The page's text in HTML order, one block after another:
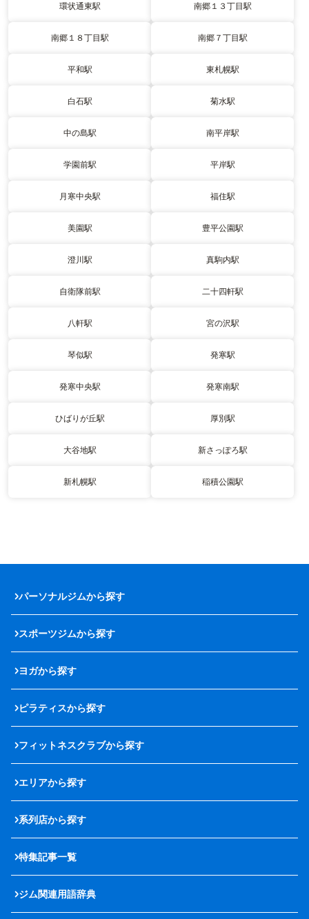
環状通東駅 南郷１３丁目駅
南郷１８丁目駅 南郷７丁目駅
平和駅 東札幌駅
白石駅 菊水駅
中の島駅 南平岸駅
学園前駅 平岸駅
月寒中央駅 福住駅
美園駅 豊平公園駅
澄川駅 真駒内駅
自衛隊前駅 二十四軒駅
八軒駅 宮の沢駅
琴似駅 発寒駅
発寒中央駅 発寒南駅
ひばりが丘駅 厚別駅
大谷地駅 新さっぽろ駅
新札幌駅 稲積公園駅
パーソナルジムから探す
スポーツジムから探す
ヨガから探す
ピラティスから探す
フィットネスクラブから探す
エリアから探す
系列店から探す
特集記事一覧
ジム関連用語辞典